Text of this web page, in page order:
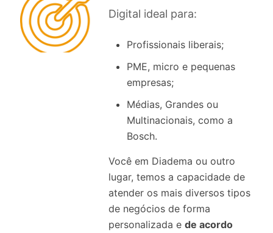
Digital ideal para:
Profissionais liberais;
PME, micro e pequenas
empresas;
Médias, Grandes ou
Multinacionais, como a
Bosch.
Você em Diadema ou outro
lugar, temos a capacidade de
atender os mais diversos tipos
de negócios de forma
personalizada e de acordo